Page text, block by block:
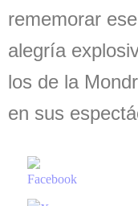
rememorar
alegría
los de la
en sus